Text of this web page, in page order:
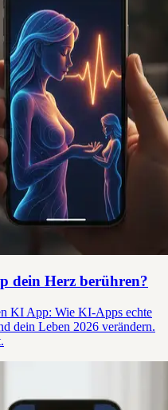
dein Herz berühren?
KI App: Wie KI-Apps echte
dein Leben 2026 verändern.